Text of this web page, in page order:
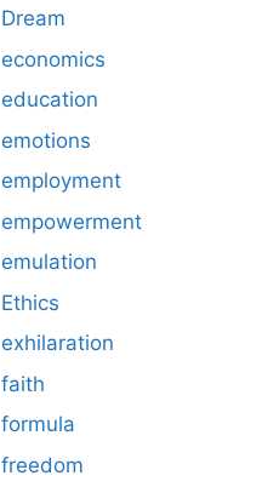
Dream
economics
education
emotions
employment
empowerment
emulation
Ethics
exhilaration
faith
formula
freedom